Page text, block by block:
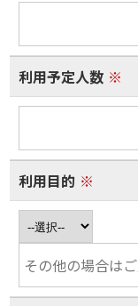
利用予定人数 ※
利用目的 ※